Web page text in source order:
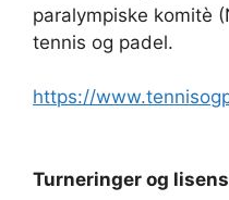
paralympiske komitè
tennis og padel.
https://
Turneringer og lisens